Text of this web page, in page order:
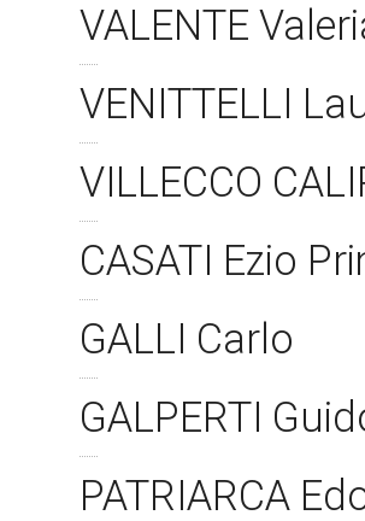
VALENTE
VENITTELLI
VILLECCO
CASATI Ezio
GALLI Carlo
GALPERTI
PATRIARCA